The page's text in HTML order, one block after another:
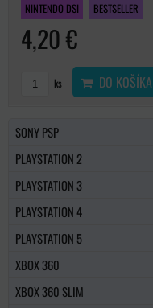
NINTENDO DSI BESTSELLER
4,20 €
ks DO KOŠÍKA
SONY PSP
PLAYSTATION 2
PLAYSTATION 3
PLAYSTATION 4
PLAYSTATION 5
XBOX 360
XBOX 360 SLIM